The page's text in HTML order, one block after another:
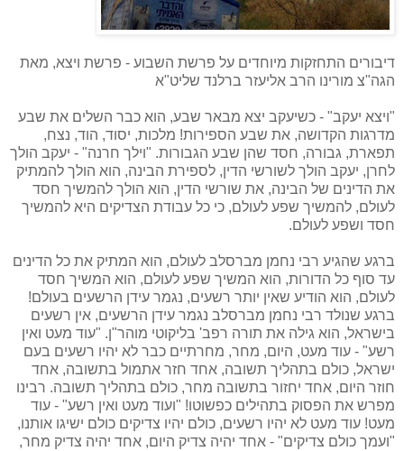
דיבורים התחזקות מיוחדים על פרשת השבוע - פרשת ויצא, מאת
הגה"צ מורינו הרב אליעזר ברלנד שליט"א
"ויצא יעקב" - כשיעקב יצא מבאר שבע, הוא כבר השלים את שבע
מדרגות הקדושה, את שבע הספירות! מלכות, יסוד, הוד, נצח,
תפארת, גבורה, חסד שהן שבע הגבורות. "וילך חרנה" - יעקב הולך
לחרן, יעקב הולך לשורשי הדין, לספירת הבינה, הוא הולך להמתיק
את הדינים של הבינה, את שורשי הדין, הוא הולך להמשיך חסד
לעולם, להמשיך שפע לעולם, כי כל עבודת הצדיקים היא להמשיך
חסד ושפע לעולם.
ברגע שהגיע רבי נחמן מברסלב לעולם, הוא המתיק את כל הדינים
עד סוף כל הדורות, הוא המשיך שפע לעולם, הוא המשיך חסד
לעולם, הוא הודיע שאין יותר רשעים, נגמר עידן הרשעים בעולם!
ברגע שנולד רבי נחמן מברסלב נגמר עידן הרשעים, אין רשעים
בישראל, הוא גילה את תורה רפב' בליקוטי מוהר"ן. "עוד מעט ואין
רשע" - עוד מעט, היום, מחר, מחרתיים כבר לא יהיו רשעים בעם
ישראל, כולם בתהליך תשובה, אחד חזר אתמול בתשובה, אחד
חוזר היום, אחד יחזור בתשובה מחר, כולם בתהליך תשובה. רבינו
מפרש את הפסוק בתהילים כפשוטו! "ועוד מעט ואין רשע" - עוד
מעט! עוד מעט לא יהיו רשעים, כולם יהיו צדיקים כולם ישיגו אותנו,
"ועמך כולם צדיקים" - אחד יהיה צדיק היום, אחד יהיה צדיק מחר,